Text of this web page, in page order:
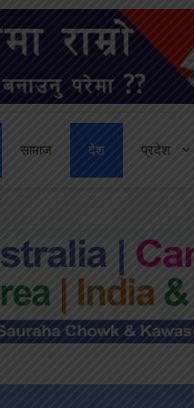
सामाज देश प्रदेश